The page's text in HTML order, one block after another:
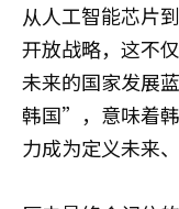
从人工智能芯片
开放战略，这不
未来的国家发展
韩国”，意味着
力成为定义未来